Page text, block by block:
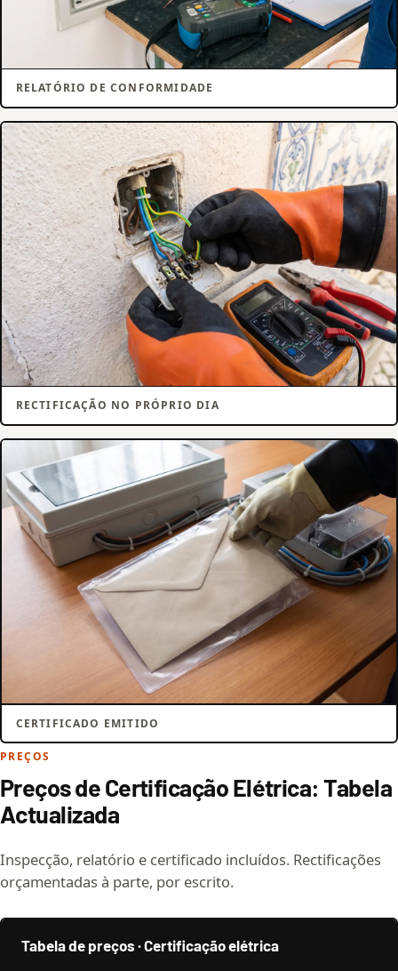
RELATÓRIO DE CONFORMIDADE
RECTIFICAÇÃO NO PRÓPRIO DIA
CERTIFICADO EMITIDO
PREÇOS
Preços de Certificação Elétrica: Tabela
Actualizada
Inspecção, relatório e certificado incluídos. Rectificações
orçamentadas à parte, por escrito.
Tabela de preços · Certificação elétrica